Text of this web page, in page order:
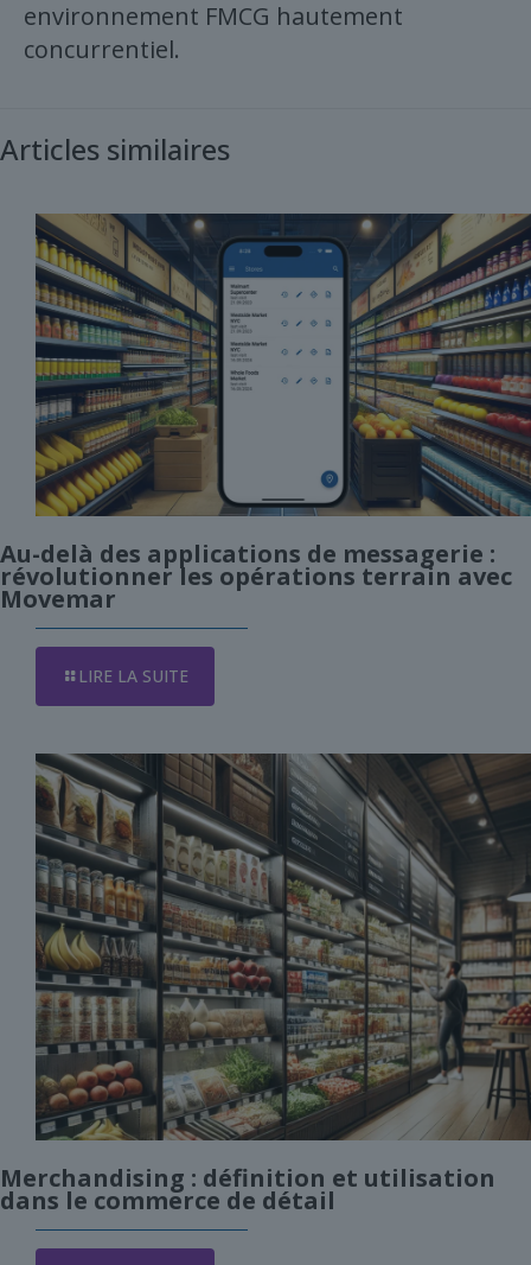
environnement FMCG hautement
concurrentiel.
Articles similaires
Au-delà des applications de messagerie :
révolutionner les opérations terrain avec
Movemar
LIRE LA SUITE
Merchandising : définition et utilisation
dans le commerce de détail